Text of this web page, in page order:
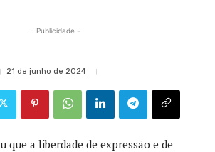
- Publicidade -
21 de junho de 2024
que a liberdade de expressão e de